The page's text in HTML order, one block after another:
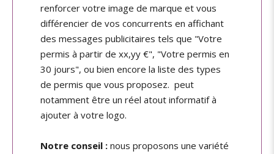
renforcer votre image de marque et vous
différencier de vos concurrents en affichant
des messages publicitaires tels que "Votre
permis à partir de xx,yy €", "Votre permis en
30 jours", ou bien encore la liste des types
de permis que vous proposez. peut
notamment être un réel atout informatif à
ajouter à votre logo.
Notre conseil : nous proposons une variété